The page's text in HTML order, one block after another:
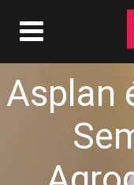
Asplan